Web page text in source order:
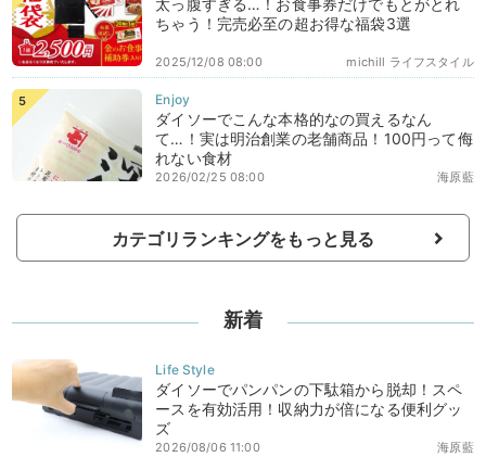
太っ腹すぎる…！お食事券だけでもとがとれ
ちゃう！完売必至の超お得な福袋3選
michill ライフスタイル
2025/12/08 08:00
ダイソーでこんな本格的なの買えるなん
て…！実は明治創業の老舗商品！100円って侮
れない食材
海原藍
2026/02/25 08:00
カテゴリランキングをもっと見る
新着
ダイソーでパンパンの下駄箱から脱却！スペ
ースを有効活用！収納力が倍になる便利グッ
ズ
海原藍
2026/08/06 11:00